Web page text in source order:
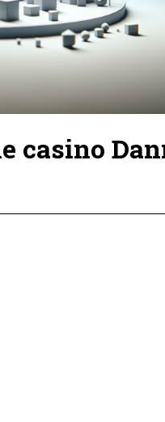
casino